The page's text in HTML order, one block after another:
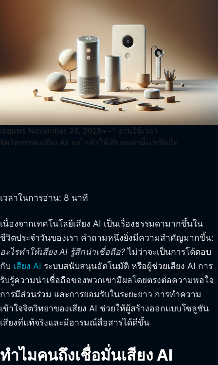
เผยแพร่ November 26, 2025 • ~1 อ่านใช้เวลา
จิตวิทยาของเสียง AI: อะไรทำให้เสียงเหล่านี้น่าเชื่อถือ
เวลาในการอ่าน: 8 นาที
เนื่องจากเทคโนโลยีเสียง AI เป็นเรื่องธรรมดามากขึ้นใน
ชีวิตประจำวันของเรา คำถามหนึ่งยิ่งมีความสำคัญมากขึ้น:
อะไรทำให้เสียง AI รู้สึกน่าเชื่อถือ?ไม่ว่าจะเป็นการโต้ตอบ
กับ เสียง AI ระบบสนับสนุนอัตโนมัติ หรือผู้ช่วยเสียง AI การ
รับรู้ความน่าเชื่อถือของพวกเขามีผลโดยตรงต่อความพอใจ
การมีส่วนร่วม และการยอมรับในระยะยาว การทำความ
เข้าใจจิตวิทยาของเสียง AI ช่วยให้ผู้สร้างออกแบบโซลูชัน
เสียงที่แท้จริงและมีอารมณ์สื่อสารได้ดีขึ้น
ทำไมคนถึงเชื่อมั่นเสียง AI